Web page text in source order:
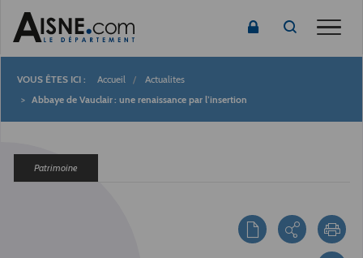
Fil
Accueil
Actualites
Abbaye de Vauclair : une renaissance par l’insertion
Patrimoine